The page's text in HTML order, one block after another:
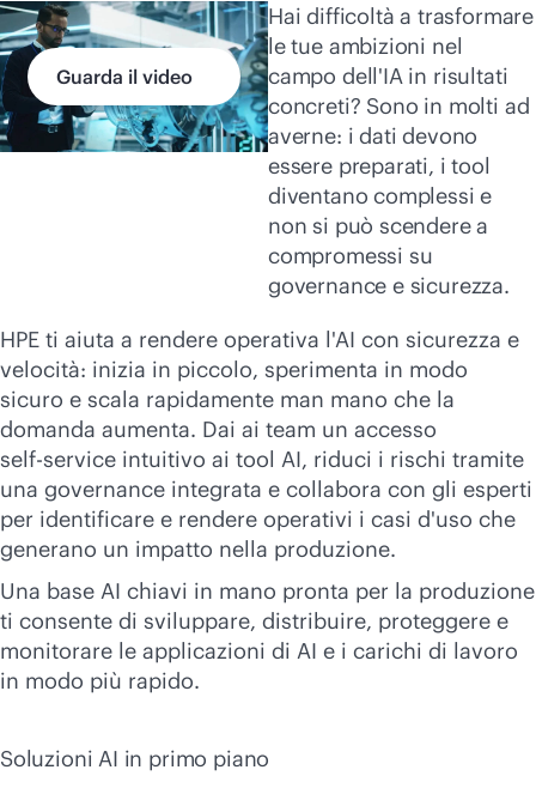
Guarda il video
Hai difficoltà a trasformare
le tue ambizioni nel
campo dell'IA in risultati
concreti? Sono in molti ad
averne: i dati devono
essere preparati, i tool
diventano complessi e
non si può scendere a
compromessi su
governance e sicurezza.
HPE ti aiuta a rendere operativa l'AI con sicurezza e
velocità: inizia in piccolo, sperimenta in modo
sicuro e scala rapidamente man mano che la
domanda aumenta. Dai ai team un accesso
self-service intuitivo ai tool AI, riduci i rischi tramite
una governance integrata e collabora con gli esperti
per identificare e rendere operativi i casi d'uso che
generano un impatto nella produzione.
Una base AI chiavi in mano pronta per la produzione
ti consente di sviluppare, distribuire, proteggere e
monitorare le applicazioni di AI e i carichi di lavoro
in modo più rapido.
Soluzioni AI in primo piano